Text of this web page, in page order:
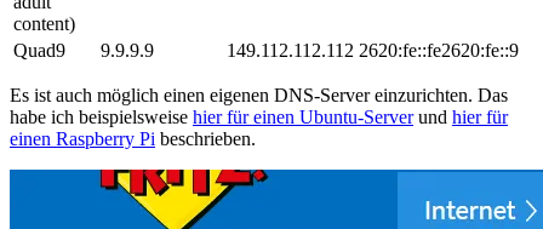
content)
Quad9 9.9.9.9 149.112.112.112 2620:fe::fe2620:fe::9
Es ist auch möglich einen eigenen DNS-Server einzurichten. Das
habe ich beispielsweise hier für einen Ubuntu-Serverund hier für
einen Raspberry Pi beschrieben.